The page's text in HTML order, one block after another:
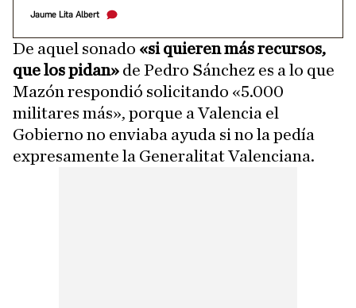
Jaume Lita Albert
De aquel sonado «si quieren más recursos,
que los pidan» de Pedro Sánchez es a lo que
Mazón respondió solicitando «5.000
militares más», porque a Valencia el
Gobierno no enviaba ayuda si no la pedía
expresamente la Generalitat Valenciana.